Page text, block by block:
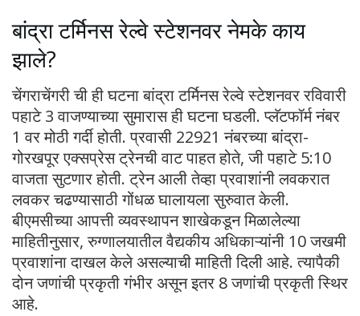
बांद्रा टर्मिनस रेल्वे स्टेशनवर नेमके काय
झाले?
चेंगराचेंगरी ची ही घटना बांद्रा टर्मिनस रेल्वे स्टेशनवर रविवारी
पहाटे 3 वाजण्याच्या सुमारास ही घटना घडली. प्लॅटफॉर्म नंबर
1 वर मोठी गर्दी होती. प्रवासी 22921 नंबरच्या बांद्रा-
गोरखपूर एक्सप्रेस ट्रेनची वाट पाहत होते, जी पहाटे 5:10
वाजता सुटणार होती. ट्रेन आली तेव्हा प्रवाशांनी लवकरात
लवकर चढण्यासाठी गोंधळ घालायला सुरुवात केली.
बीएमसीच्या आपत्ती व्यवस्थापन शाखेकडून मिळालेल्या
माहितीनुसार, रुग्णालयातील वैद्यकीय अधिकाऱ्यांनी 10 जखमी
प्रवाशांना दाखल केले असल्याची माहिती दिली आहे. त्यापैकी
दोन जणांची प्रकृती गंभीर असून इतर 8 जणांची प्रकृती स्थिर
आहे.